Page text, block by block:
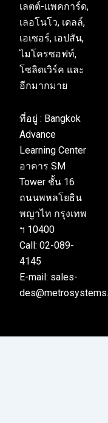
เลตต์-แพคการ์ด,
เลอโนโว, เดลล์,
เอเซอร์, เอปสัน,
ไมโครซอฟท์,
โซลิดเวิร์ค และ
อีกมากมาย
ที่อยู่ : Bangkok
Advance
Learning Center
อาคาร SM
Tower ชั้น 16
ถนนพหลโยธิน
พญาไท กรุงเทพ
ฯ 10400
Call: 02-089-
4145
E-mail: sales-